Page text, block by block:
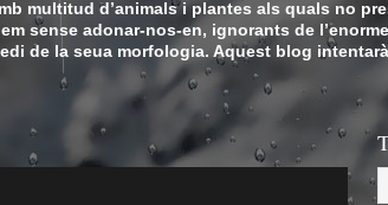
multitud d’animals i plantes als quals no
sense adonar-nos-en, ignorants de
de la seua morfologia. Aquest blog